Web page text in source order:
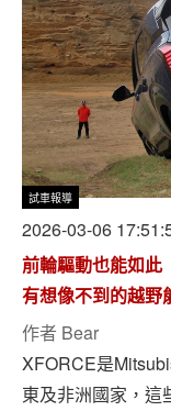
試車報導
2026-03-06
前輪驅動也能如
有想像不到的越野
作者 Bear
XFORCE是
東及非洲國家，這